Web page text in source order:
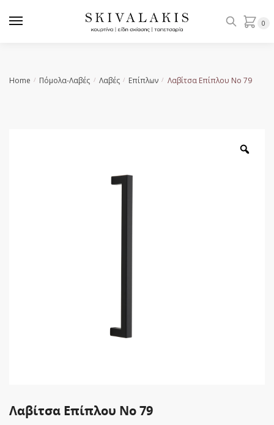
0
Home / Πόμολα-Λαβές / Λαβές / Επίπλων / Λαβίτσα Επίπλου No 79
Λαβίτσα Επίπλου No 79